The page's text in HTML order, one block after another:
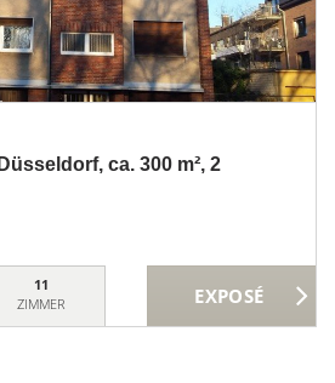
ca. 300 m², 2
11
ZIMMER